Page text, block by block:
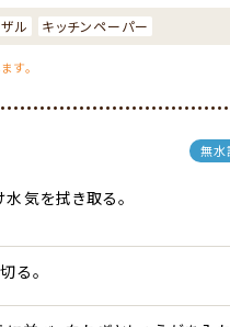
ザル キッチンペーパー
す。
無水
気を拭き取る。
る。